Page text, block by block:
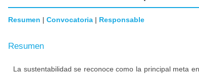
Resumen | Convocatoria | Responsable
Resumen
La sustentabilidad se reconoce como la principal meta